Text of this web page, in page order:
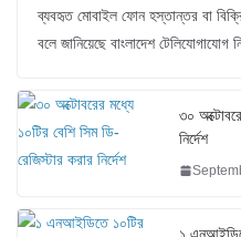
ব্যবহৃত মোবাইল ফোন হস্তান্তর বা
বলে জানিয়েছে বাংলাদেশ টেলিযোগাযোগ
৩০
নির্দেশ
১